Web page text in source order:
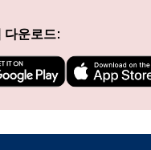
eSIM
that you can scan
다운로드:
입